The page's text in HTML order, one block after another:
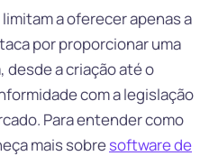
a oferecer apenas a
por proporcionar uma
a criação até o
com a legislação
Para entender como
mais sobresoftware de